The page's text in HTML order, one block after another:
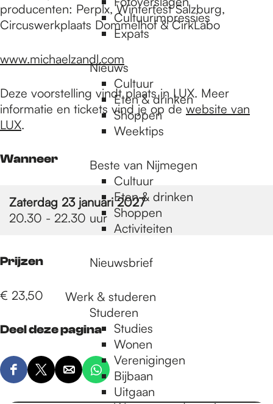
Cultuurimpressies
Expats
Nieuws
Cultuur
Eten & drinken
Shoppen
Weektips
Beste van Nijmegen
Cultuur
Eten & drinken
Shoppen
Activiteiten
Nieuwsbrief
Werk & studeren
Studeren
Studies
Wonen
Verenigingen
Bijbaan
Uitgaan
producenten: Perplx, Winterfest Salzburg,
Circuswerkplaats Dommelhof & CirkLabo
www.michaelzandl.com
Deze voorstelling vindt plaats in LUX. Meer
informatie en tickets vind je op dewebsite van
LUX.
Wanneer
Zaterdag 23 januari 2027
20.30 - 22.30 uur
Prijzen
€ 23,50
Deel deze pagina
D
D
D
D